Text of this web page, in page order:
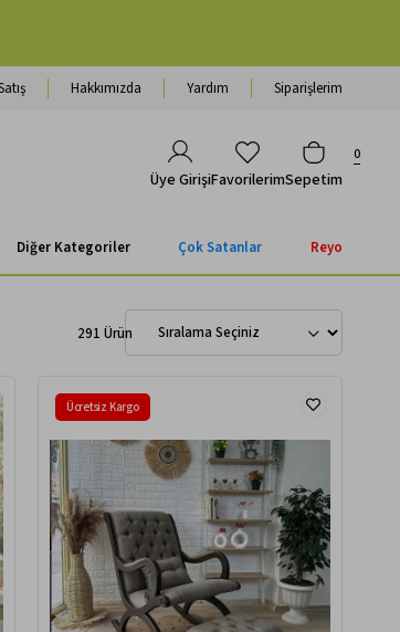
Hakkımızda Yardım Siparişlerim
Üye GirişiFavorilerimSepetim
0
Diğer Kategoriler Çok Satanlar Reyo
291 Ürün
Ücretsiz Kargo